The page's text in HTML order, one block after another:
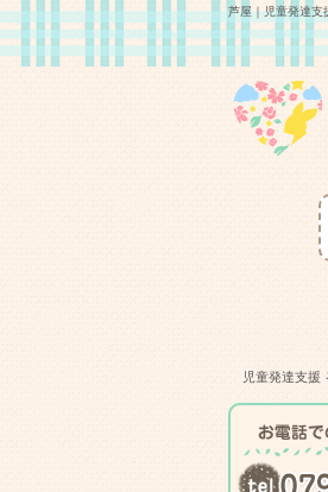
芦屋｜児童発達支
児童発達支援